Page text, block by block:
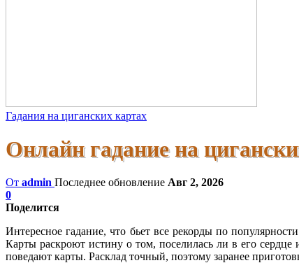
Гадания на циганских картах
Онлайн гадание на
От admin Последнее обновление Авг 2, 2026
0
Поделится
Интересное гадание, что бьет все рекорды по
Карты раскроют истину о том, поселилась ли в его
поведают карты. Расклад точный, поэтому заранее